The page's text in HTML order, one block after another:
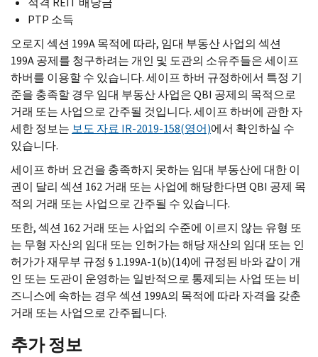
PTP 소득
오로지 섹션 199A목적에 따라, 임대 부동산 사업의 섹션
199A공제를 청구하려는 개인 및 도관의 소유주들은 세이프
하버를 이용할 수 있습니다. 세이프 하버 규정하에서 특정 기
준을 충족할 경우 임대 부동산 사업은QBI 공제의 목적으로
거래 또는 사업으로 간주될 것입니다. 세이프 하버에 관한 자
세한 정보는 보도 자료 IR-2019-158(영어)에서 확인하실 수
있습니다.
세이프 하버 요건을 충족하지 못하는 임대 부동산에 대한 이
권이 달리 섹션 162 거래 또는 사업에 해당한다면 QBI 공제 목
적의 거래 또는 사업으로 간주될 수 있습니다.
또한, 섹션 162 거래 또는 사업의 수준에 이르지 않는 유형 또
는 무형 자산의 임대 또는 인허가는 해당 재산의 임대 또는 인
허가가 재무부 규정 § 1.199A-1(b)(14)에 규정된 바와 같이 개
인 또는 도관이 운영하는 일반적으로 통제되는 사업 또는 비
즈니스에 속하는 경우 섹션 199A의 목적에 따라 자격을 갖춘
거래 또는 사업으로 간주됩니다.
추가 정보